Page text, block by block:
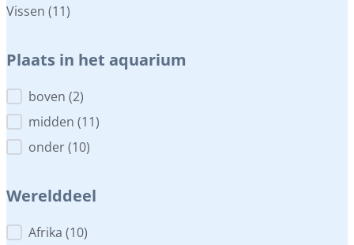
Categorieen
Vissen (11)
Plaats in het aquarium
Plaats in het aquarium
boven (2)
midden (11)
onder(10)
Werelddeel
Werelddeel
Afrika (10)